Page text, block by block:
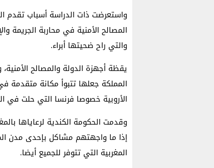
واستعرضت ذات الدراسة أسباب تقدم
المصالح الأمنية في محاربة
والتي راح ضحيتها أبراء.
يقظة أجهزة الدولة والمصالح
المملكة جعلها تتبوأ مكانة متقدمة
الأروبية خصوصا فرنسا التي حلت في المرتبة 88، أي
وقدمت الحكومة الكندية لرعاياها
إذا ما واجهتهم مشاكل بإحدى مدن
المغربية التي تتوفر للجميع أيضا.